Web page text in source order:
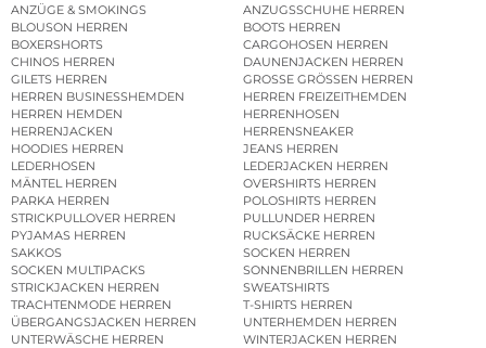
ANZÜGE & SMOKINGS
ANZUGSSCHUHE HERREN
BLOUSON HERREN
BOOTS HERREN
BOXERSHORTS
CARGOHOSEN HERREN
CHINOS HERREN
DAUNENJACKEN HERREN
GILETS HERREN
GROSSE GRÖSSEN HERREN
HERREN BUSINESSHEMDEN
HERREN FREIZEITHEMDEN
HERREN HEMDEN
HERRENHOSEN
HERRENJACKEN
HERRENSNEAKER
HOODIES HERREN
JEANS HERREN
LEDERHOSEN
LEDERJACKEN HERREN
MÄNTEL HERREN
OVERSHIRTS HERREN
PARKA HERREN
POLOSHIRTS HERREN
STRICKPULLOVER HERREN
PULLUNDER HERREN
PYJAMAS HERREN
RUCKSÄCKE HERREN
SAKKOS
SOCKEN HERREN
SOCKEN MULTIPACKS
SONNENBRILLEN HERREN
STRICKJACKEN HERREN
SWEATSHIRTS
TRACHTENMODE HERREN
T-SHIRTS HERREN
ÜBERGANGSJACKEN HERREN
UNTERHEMDEN HERREN
UNTERWÄSCHE HERREN
WINTERJACKEN HERREN